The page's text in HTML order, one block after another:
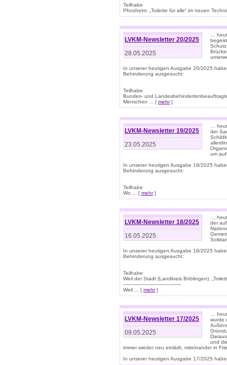
Teilhabe
Pforzheim: „Toilette für alle“ im neuen
LVKM-Newsletter 20/2025
28.05.2025
…
In unserer heutigen Ausgabe 20/2025
Behinderung ausgesucht:
Teilhabe
Bundes- und
Menschen ... [ mehr]
LVKM-Newsletter 19/2025
23.05.2025
…
der
um
In unserer heutigen Ausgabe 19/2025
Behinderung ausgesucht:
Teilhabe
Wo ... [ mehr]
LVKM-Newsletter 18/2025
16.05.2025
…
der
In unserer heutigen Ausgabe 18/2025
Behinderung ausgesucht:
Teilhabe
Weil der Stadt (Landkreis Böblingen):
--------------------------------------
Weil ... [ mehr]
LVKM-Newsletter 17/2025
09.05.2025
…
wurde
und
immer wieder neu einlädt, miteinander in
In unserer heutigen Ausgabe 17/2025